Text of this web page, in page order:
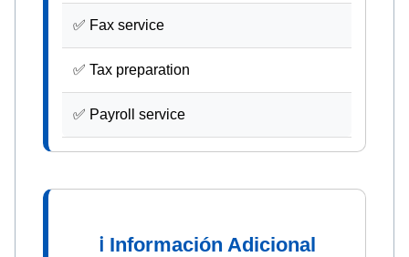
✅ Fax service
✅ Tax preparation
✅ Payroll service
ℹ Información Adicional